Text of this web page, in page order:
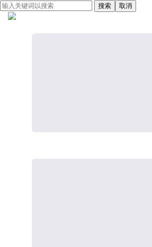
搜索 取消